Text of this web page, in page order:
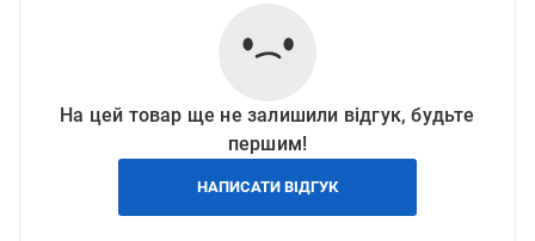
На цей товар ще не залишили відгук, будьте
першим!
НАПИСАТИ ВІДГУК